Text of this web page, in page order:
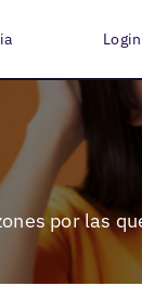
Login
por las